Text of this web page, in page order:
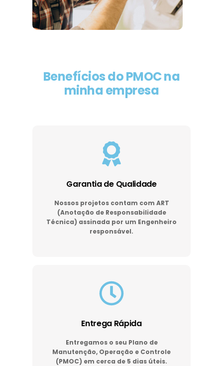
Benefícios do PMOC na
minha empresa
Garantia de Qualidade
Nossos projetos contam com ART
(Anotação de Responsabilidade
Técnica) assinada por um Engenheiro
responsável.
Entrega Rápida
Entregamos o seu Plano de
Manutenção, Operação e Controle
(PMOC) em cerca de 5 dias úteis.